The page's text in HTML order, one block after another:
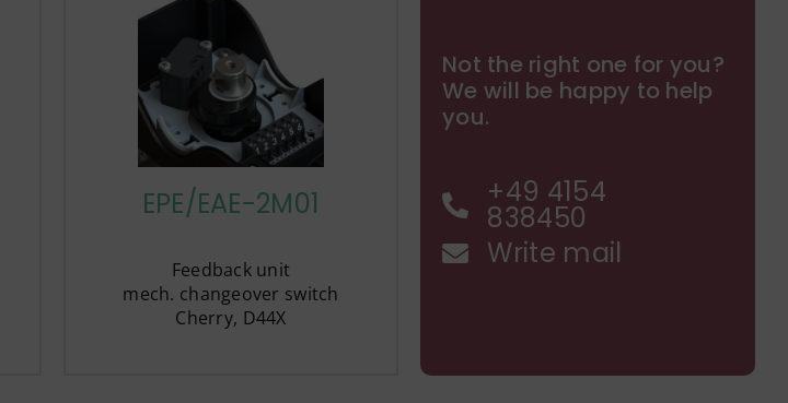
EPE/EAE-2M01
Feedback unit
mech. changeover switch
Cherry, D44X
Not the right one for you?
We will be happy to help
you.
+49 4154
838450
Write mail